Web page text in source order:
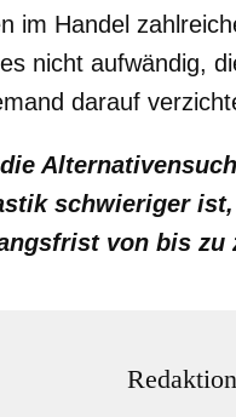
im Handel
nicht aufwändig,
darauf
schwieriger
von bis zu
Redaktion